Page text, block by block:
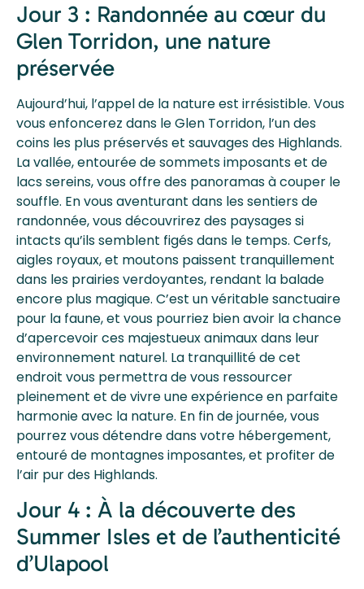
Jour 3 : Randonnée au cœur du
Glen Torridon, une nature
préservée
Aujourd’hui, l’appel de la nature est irrésistible. Vous
vous enfoncerez dans le Glen Torridon, l’un des
coins les plus préservés et sauvages des Highlands.
La vallée, entourée de sommets imposants et de
lacs sereins, vous offre des panoramas à couper le
souffle. En vous aventurant dans les sentiers de
randonnée, vous découvrirez des paysages si
intacts qu’ils semblent figés dans le temps. Cerfs,
aigles royaux, et moutons paissent tranquillement
dans les prairies verdoyantes, rendant la balade
encore plus magique. C’est un véritable sanctuaire
pour la faune, et vous pourriez bien avoir la chance
d’apercevoir ces majestueux animaux dans leur
environnement naturel. La tranquillité de cet
endroit vous permettra de vous ressourcer
pleinement et de vivre une expérience en parfaite
harmonie avec la nature. En fin de journée, vous
pourrez vous détendre dans votre hébergement,
entouré de montagnes imposantes, et profiter de
l’air pur des Highlands.
Jour 4 : À la découverte des
Summer Isles et de l’authenticité
d’Ulapool